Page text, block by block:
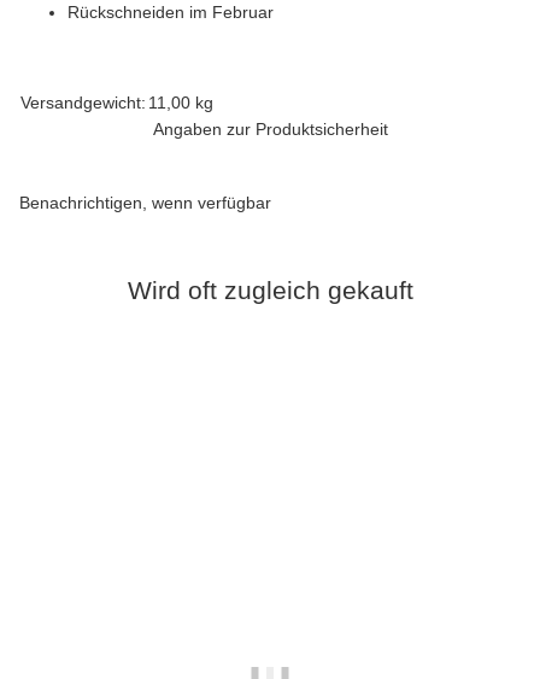
Rückschneiden im Februar
Produkteigenschaft
Wert
Versandgewicht: 11,00 kg
Angaben zur Produktsicherheit
Benachrichtigen, wenn verfügbar
Wird oft zugleich gekauft